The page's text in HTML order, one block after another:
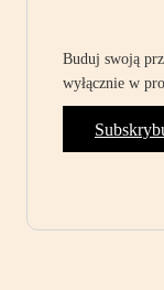
Buduj swoją
wyłącznie w